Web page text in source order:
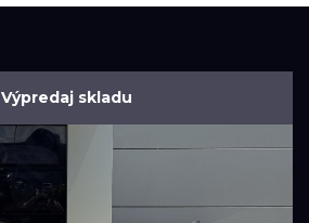
Výpredaj skladu